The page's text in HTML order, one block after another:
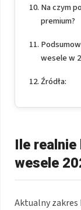
Na czym
premium?
wesele w
Źródła:
Ile
wesele
Aktualny zakres